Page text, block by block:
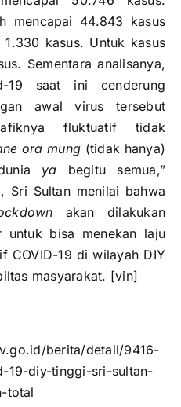
mencapai 44.843 kasus
kasus. Untuk kasus
Sementara analisanya,
19 saat ini cenderung
awal virus tersebut
fluktuatif tidak
ora mung (tidak hanya)
ya begitu semua,”
Sri Sultan menilai bahwa
akan dilakukan
untuk bisa menekan laju
COVID-19 di wilayah DIY
masyarakat. [vin]
berita/detail/9416-
19-diy-tinggi-sri-sultan-
total